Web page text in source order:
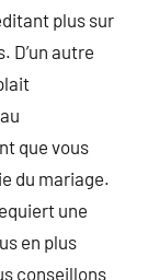
plus sur
D’un autre
que vous
du mariage.
une
en plus
conseillons